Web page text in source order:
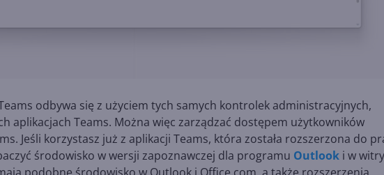
odbywa się z użyciem tych samych kontrolek administracyjnych,
aplikacjach Teams. Można więc zarządzać dostępem użytkowników
Jeśli korzystasz już z aplikacji Teams, która została rozszerzona do
środowisko w wersji zapoznawczej dla programu Outlook i w